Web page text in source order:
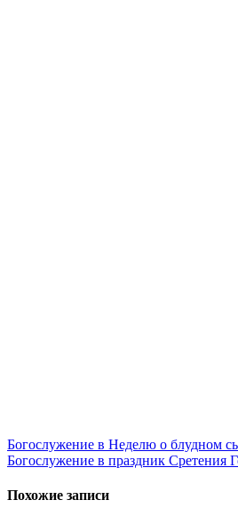
Навигация
по
записям
Богослужение в Неделю о блудном
Богослужение в праздник Сретения
Похожие записи